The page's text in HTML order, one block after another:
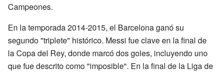
Campeones.
En la temporada 2014-2015, el Barcelona ganó su
segundo "triplete" histórico. Messi fue clave en la final de
la Copa del Rey, donde marcó dos goles, incluyendo uno
que fue descrito como "imposible". En la final de la Liga de